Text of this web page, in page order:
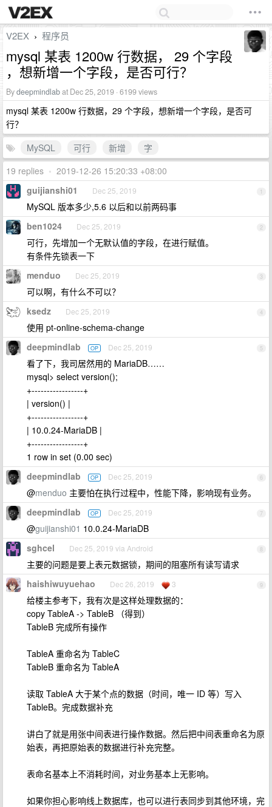
V2EX › 程序员
mysql 某表 1200w 行数据， 29 个字段
，想新增一个字段，是否可行？
Bydeepmindlabat Dec 25, 2019 · 6199 views
mysql 某表 1200w 行数据，29 个字段，想新增一个字段，是否可
行？
MySQL
可行 新增
字
19 replies • 2019-12-26 15:20:33 +08:00
1
guijianshi01 Dec 25, 2019
MySQL 版本多少,5.6 以后和以前两码事
2
ben1024 Dec 25, 2019
可行，先增加一个无默认值的字段，在进行赋值。
有条件先锁表一下
3
menduo Dec 25, 2019
可以啊，有什么不可以？
4
ksedz Dec 25, 2019
使用 pt-online-schema-change
5
deepmindlab OP Dec 25, 2019
看了下，我司居然用的 MariaDB……
mysql> select version();
+-----------------+
| version() |
+-----------------+
| 10.0.24-MariaDB |
+-----------------+
1 row in set (0.00 sec)
6
deepmindlab OP Dec 25, 2019
@menduo 主要怕在执行过程中，性能下降，影响现有业务。
7
deepmindlab OP Dec 25, 2019
@guijianshi01 10.0.24-MariaDB
8
sghcel Dec 25, 2019 via Android
主要的问题是要上表元数据锁，期间的阻塞所有读写请求
9
haishiwuyuehao Dec 26, 2019 3
给楼主参考下，我有次是这样处理数据的：
copy TableA -> TableB （得到）
TableB 完成所有操作
TableA 重命名为 TableC
TableB 重命名为 TableA
读取 TableA 大于某个点的数据（时间，唯一 ID 等）写入
TableB。完成数据补充
讲白了就是用张中间表进行操作数据。然后把中间表重命名为原
始表，再把原始表的数据进行补充完整。
表命名基本上不消耗时间，对业务基本上无影响。
如果你担心影响线上数据库，也可以进行表同步到其他环境，完